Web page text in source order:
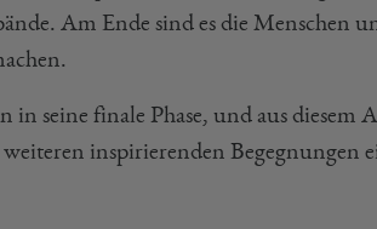
Am Ende sind es die Menschen
in seine finale Phase, und aus diesem
inspirierenden Begegnungen